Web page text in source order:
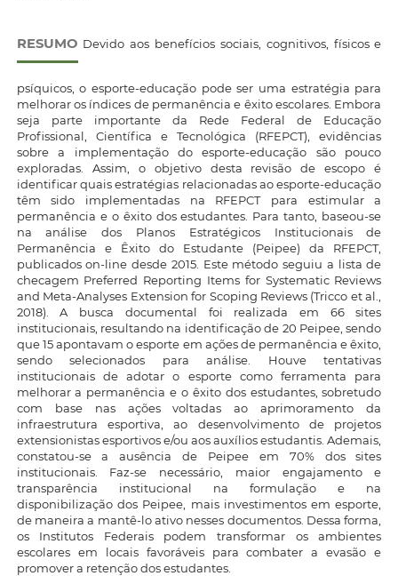
RESUMO Devido aos benefícios sociais, cognitivos, físicos e
psíquicos, o esporte-educação pode ser uma estratégia para
melhorar os índices de permanência e êxito escolares. Embora
seja parte importante da Rede Federal de Educação
Profissional, Científica e Tecnológica (RFEPCT), evidências
sobre a implementação do esporte-educação são pouco
exploradas. Assim, o objetivo desta revisão de escopo é
identificar quais estratégias relacionadas ao esporte-educação
têm sido implementadas na RFEPCT para estimular a
permanência e o êxito dos estudantes. Para tanto, baseou-se
na análise dos Planos Estratégicos Institucionais de
Permanência e Êxito do Estudante (Peipee) da RFEPCT,
publicados on-line desde 2015. Este método seguiu a lista de
checagem Preferred Reporting Items for Systematic Reviews
and Meta-Analyses Extension for Scoping Reviews (Tricco et al.,
2018). A busca documental foi realizada em 66 sites
institucionais, resultando na identificação de 20 Peipee, sendo
que 15 apontavam o esporte em ações de permanência e êxito,
sendo selecionados para análise. Houve tentativas
institucionais de adotar o esporte como ferramenta para
melhorar a permanência e o êxito dos estudantes, sobretudo
com base nas ações voltadas ao aprimoramento da
infraestrutura esportiva, ao desenvolvimento de projetos
extensionistas esportivos e/ou aos auxílios estudantis. Ademais,
constatou-se a ausência de Peipee em 70% dos sites
institucionais. Faz-se necessário, maior engajamento e
transparência institucional na formulação e na
disponibilização dos Peipee, mais investimentos em esporte,
de maneira a mantê-lo ativo nesses documentos. Dessa forma,
os Institutos Federais podem transformar os ambientes
escolares em locais favoráveis para combater a evasão e
promover a retenção dos estudantes.